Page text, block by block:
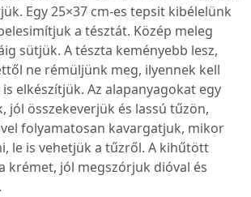
Egy 25×37 cm-es tepsit kibélelünk
a tésztát. Közép meleg
sütjük. A tészta keményebb lesz,
ne rémüljünk meg, ilyennek kell
elkészítjük. Az alapanyagokat egy
jól összekeverjük és lassú tűzön,
folyamatosan kavargatjuk, mikor
le is vehetjük a tűzről. A kihűtött
krémet, jól megszórjuk dióval és